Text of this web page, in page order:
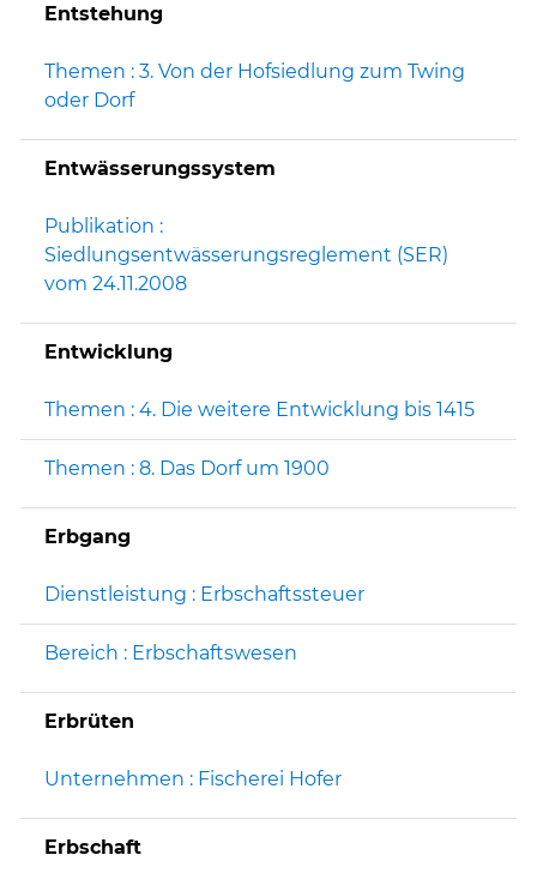
Entstehung
Themen : 3. Von der Hofsiedlung zum Twing
oder Dorf
Entwässerungssystem
Publikation :
Siedlungsentwässerungsreglement (SER)
vom 24.11.2008
Entwicklung
Themen : 4. Die weitere Entwicklung bis 1415
Themen : 8. Das Dorf um 1900
Erbgang
Dienstleistung : Erbschaftssteuer
Bereich : Erbschaftswesen
Erbrüten
Unternehmen : Fischerei Hofer
Erbschaft